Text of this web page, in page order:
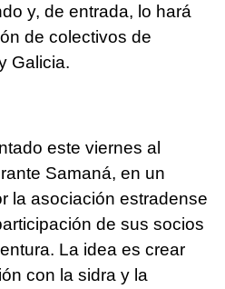
y, de entrada, lo hará
de colectivos de
Galicia.
este viernes al
Samaná, en un
la asociación estradense
de sus socios
La idea es crear
con la sidra y la